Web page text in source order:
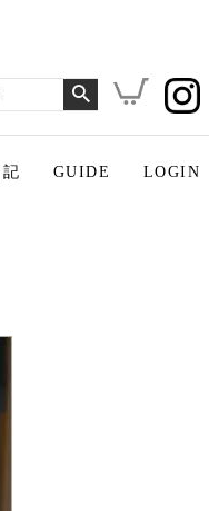
GUIDE LOGIN